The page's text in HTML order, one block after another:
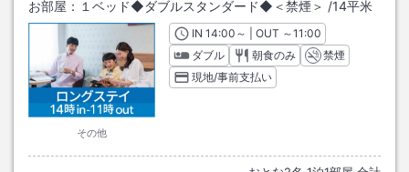
お部屋： １ベッド◆ダブルスタンダード◆＜禁煙＞ /14平米
その他
INチェックイン
14:00 ～ | OUT チェックアウト
～11:00
ダブル
朝食のみ
禁煙
現地/事前支払い